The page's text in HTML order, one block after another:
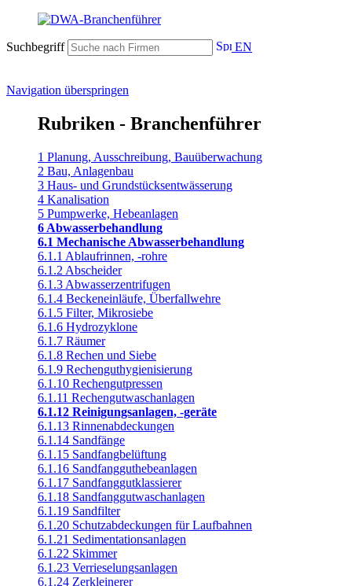
Suchbegriff EN
Navigation überspringen
Rubriken - Branchenführer
1 Planung, Ausschreibung, Bauüberwachung
2 Bau, Anlagenbau
3 Haus- und Grundstücksentwässerung
4 Kanalisation
5 Pumpwerke, Hebeanlagen
6 Abwasserbehandlung
6.1 Mechanische Abwasserbehandlung
6.1.1 Ablaufrinnen, -rohre
6.1.2 Abscheider
6.1.3 Abwasserzentrifugen
6.1.4 Beckeneinläufe, Überfallwehre
6.1.5 Filter, Mikrosiebe
6.1.6 Hydrozyklone
6.1.7 Räumer
6.1.8 Rechen und Siebe
6.1.9 Rechenguthygienisierung
6.1.10 Rechengutpressen
6.1.11 Rechengutwaschanlagen
6.1.12 Reinigungsanlagen, -geräte
6.1.13 Rinnenabdeckungen
6.1.14 Sandfänge
6.1.15 Sandfangbelüftung
6.1.16 Sandfangguthebeanlagen
6.1.17 Sandfanggutklassierer
6.1.18 Sandfanggutwaschanlagen
6.1.19 Sandfilter
6.1.20 Schutzabdeckungen für Laufbahnen
6.1.21 Sedimentationsanlagen
6.1.22 Skimmer
6.1.23 Verrieselungsanlagen
6.1.24 Zerkleinerer